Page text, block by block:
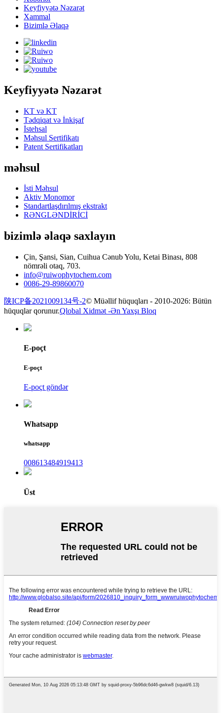
Keyfiyyətə Nəzarət
Xammal
Bizimlə Əlaqə
Keyfiyyətə Nəzarət
KT və KT
Tədqiqat və İnkişaf
İstehsal
Məhsul Sertifikatı
Patent Sertifikatları
məhsul
İsti Məhsul
Aktiv Monomor
Standartlaşdırılmış ekstrakt
RƏNGLƏNDİRİCİ
bizimlə əlaqə saxlayın
Çin, Şansi, Sian, Cuihua Cənub Yolu, Ketai Binası, 808
nömrəli otaq, 703.
info@ruiwophytochem.com
0086-29-89860070
陕ICP备2021009134号-2© Müəllif hüquqları - 2010-2026: Bütün
hüquqlar qorunur.Qlobal Xidmət -Ən Yaxşı Bloq
E-poçt
E-poçt
E-poçt göndər
Whatsapp
whatsapp
008613484919413
Üst